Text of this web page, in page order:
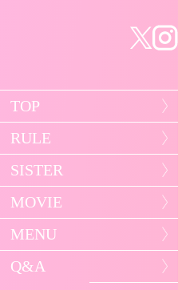
TOP
RULE
SISTER
MOVIE
MENU
Q&A